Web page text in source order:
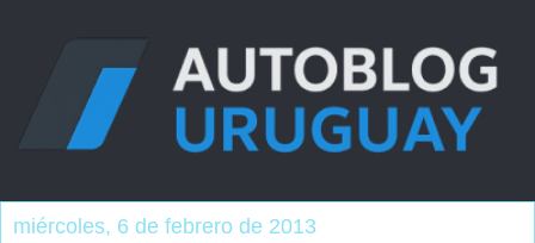
miércoles, 6 de febrero de 2013